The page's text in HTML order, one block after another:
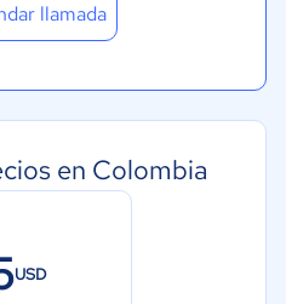
llamada
en Colombia
USD